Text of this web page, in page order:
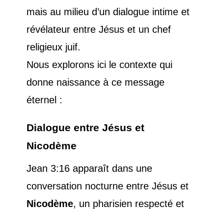
mais au milieu d’un dialogue intime et
révélateur entre Jésus et un chef
religieux juif.
Nous explorons ici le contexte qui
donne naissance à ce message
éternel :
Dialogue entre Jésus et
Nicodème
Jean 3:16 apparaît dans une
conversation nocturne entre Jésus et
Nicodème, un pharisien respecté et